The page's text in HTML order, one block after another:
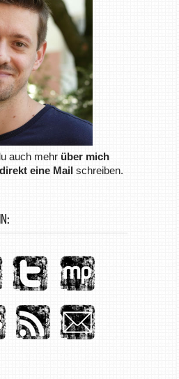
auch mehr über mich
direkt eine Mailschreiben.